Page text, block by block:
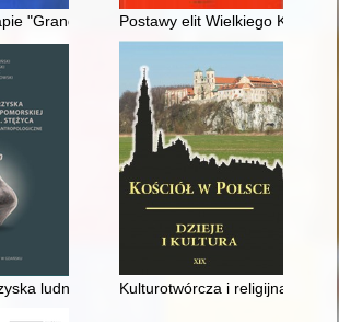
"Grand Tour" XIX-wiecznych podróżników :
Postawy elit Wielkiego
ludności kultury pomorskiej w Borucinie,
Kulturotwórcza i religijna